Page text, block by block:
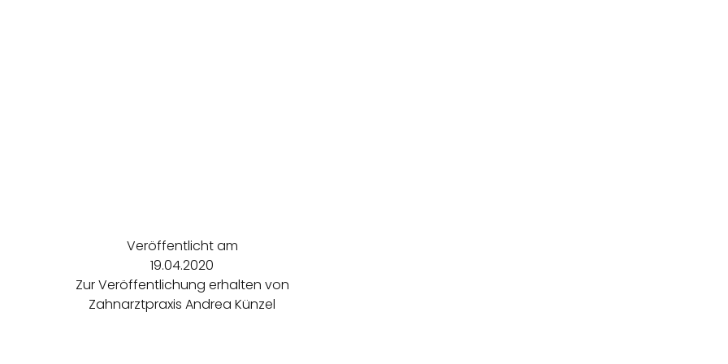
Veröffentlicht am
19.04.2020
Zur Veröffentlichung erhalten von
Zahnarztpraxis Andrea Künzel